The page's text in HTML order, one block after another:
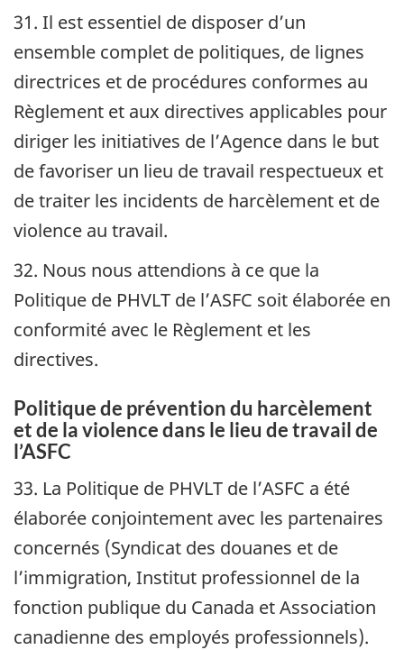
31. Il est essentiel de disposer d’un
ensemble complet de politiques, de lignes
directrices et de procédures conformes au
Règlement et aux directives applicables pour
diriger les initiatives de l’Agence dans le but
de favoriser un lieu de travail respectueux et
de traiter les incidents de harcèlement et de
violence au travail.
32. Nous nous attendions à ce que la
Politique de PHVLT de l’ASFC soit élaborée en
conformité avec le Règlement et les
directives.
Politique de prévention du harcèlement
et de la violence dans le lieu de travail de
l’ASFC
33. La Politique de PHVLT de l’ASFC a été
élaborée conjointement avec les partenaires
concernés (Syndicat des douanes et de
l’immigration, Institut professionnel de la
fonction publique du Canada et Association
canadienne des employés professionnels).